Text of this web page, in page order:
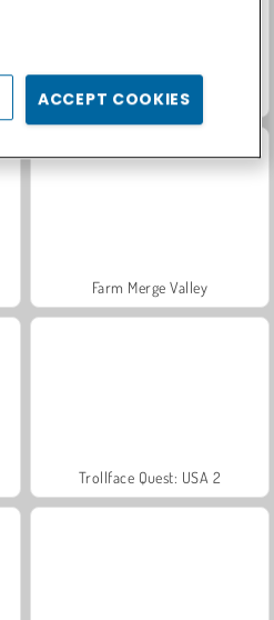
Solitaire Social
Farm Merge Valley
Trollface Quest: USA 2
ACCEPT COOKIES